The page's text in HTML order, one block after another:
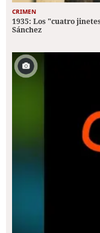
CRIMEN
1935: Los "cuatro
Sánchez